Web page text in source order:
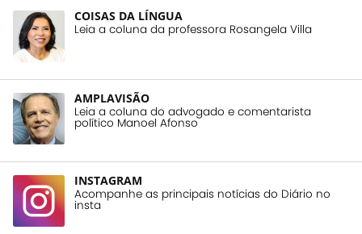
COISAS DA LÍNGUA
Leia a coluna da professora Rosangela Villa
AMPLAVISÃO
Leia a coluna do advogado e comentarista
político Manoel Afonso
INSTAGRAM
Acompanhe as principais notícias do Diário no
insta